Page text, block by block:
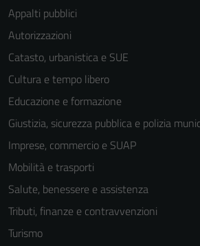
Appalti pubblici
Autorizzazioni
Catasto, urbanistica e SUE
Cultura e tempo libero
Educazione e formazione
Giustizia, sicurezza pubblica e polizia
Imprese, commercio e SUAP
Mobilità e trasporti
Salute, benessere e assistenza
Tributi, finanze e contravvenzioni
Turismo